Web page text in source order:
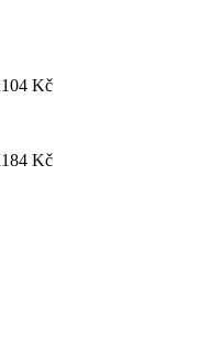
104 Kč
184 Kč